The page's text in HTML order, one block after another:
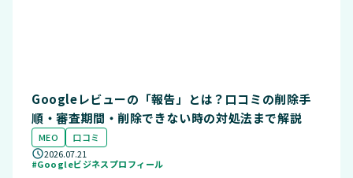
Googleレビューの「報告」とは？口コミの削除手
順・審査期間・削除できない時の対処法まで解説
MEO
口コミ
2026.07.21
#Googleビジネスプロフィール